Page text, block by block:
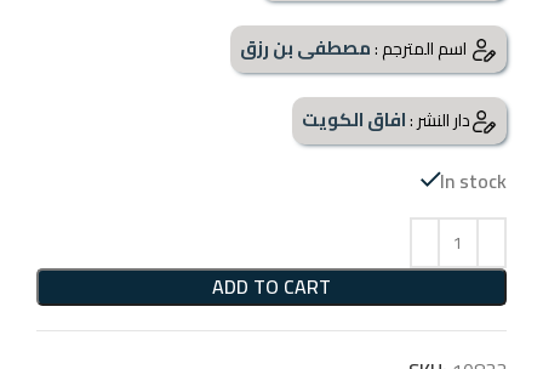
اسم المترجم :مصطفى بن رزق
دار النشر :افاق الكويت
In stock
ADD TO CART